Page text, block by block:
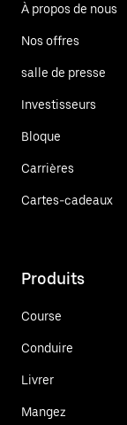
À propos de nous
Nos offres
salle de presse
Investisseurs
Bloque
Carrières
Cartes-cadeaux
Produits
Course
Conduire
Livrer
Mangez